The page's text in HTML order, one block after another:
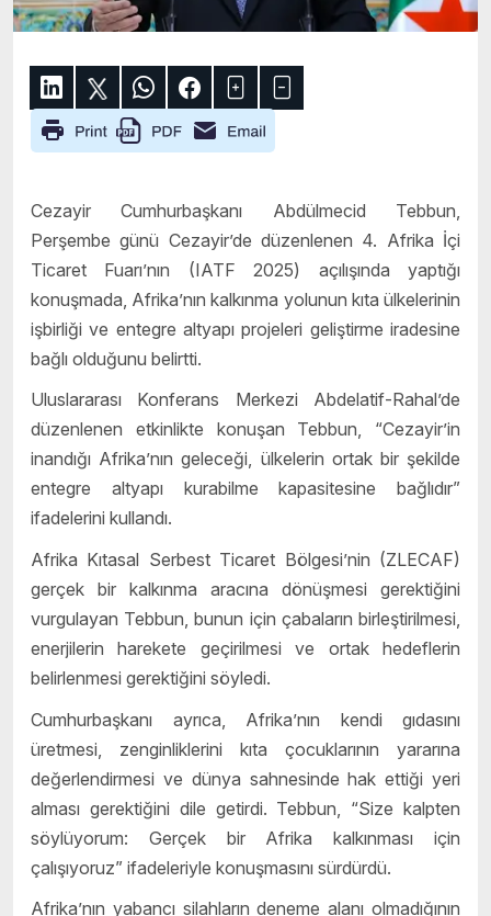
Cezayir Cumhurbaşkanı Abdülmecid Tebbun,
Perşembe günü Cezayir’de düzenlenen 4. Afrika İçi
Ticaret Fuarı’nın (IATF 2025) açılışında yaptığı
konuşmada, Afrika’nın kalkınma yolunun kıta ülkelerinin
işbirliği ve entegre altyapı projeleri geliştirme iradesine
bağlı olduğunu belirtti.
Uluslararası Konferans Merkezi Abdelatif-Rahal’de
düzenlenen etkinlikte konuşan Tebbun, “Cezayir’in
inandığı Afrika’nın geleceği, ülkelerin ortak bir şekilde
entegre altyapı kurabilme kapasitesine bağlıdır”
ifadelerini kullandı.
Afrika Kıtasal Serbest Ticaret Bölgesi’nin (ZLECAF)
gerçek bir kalkınma aracına dönüşmesi gerektiğini
vurgulayan Tebbun, bunun için çabaların birleştirilmesi,
enerjilerin harekete geçirilmesi ve ortak hedeflerin
belirlenmesi gerektiğini söyledi.
Cumhurbaşkanı ayrıca, Afrika’nın kendi gıdasını
üretmesi, zenginliklerini kıta çocuklarının yararına
değerlendirmesi ve dünya sahnesinde hak ettiği yeri
alması gerektiğini dile getirdi. Tebbun, “Size kalpten
söylüyorum: Gerçek bir Afrika kalkınması için
çalışıyoruz” ifadeleriyle konuşmasını sürdürdü.
Afrika’nın yabancı silahların deneme alanı olmadığının